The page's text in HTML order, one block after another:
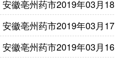
安徽亳州药市2019年03月
安徽亳州药市2019年03月
安徽亳州药市2019年03月